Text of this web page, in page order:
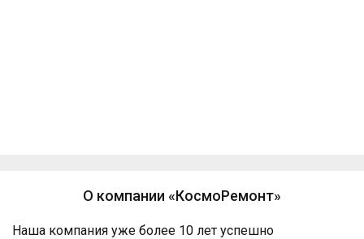
О компании «КосмоРемонт»
Наша компания уже более 10 лет успешно